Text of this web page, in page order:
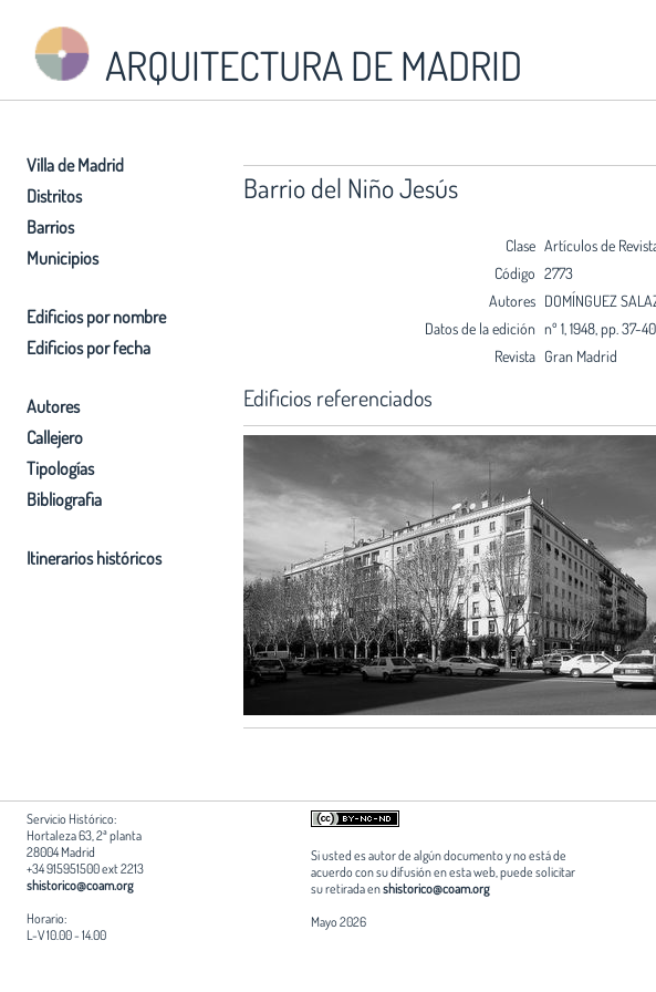
ARQUITECTURA DE MADRID
Villa de Madrid
Distritos
Barrios
Municipios
Edificios por nombre
Edificios por fecha
Autores
Callejero
Tipologías
Bibliografia
Itinerarios históricos
Barrio del Niño Jesús
Clase Artículos de
Código 2773
Autores DOMÍNGUEZ
Datos de la edición nº 1, 1948, pp. 37-40
Revista Gran Madrid
Edificios referenciados
Servicio Histórico:
Hortaleza 63, 2ª planta
28004 Madrid
+34 915951500 ext 2213
shistorico@coam.org
Horario:
L-V 10.00 - 14.00
Si usted es autor de algún documento y no está de
acuerdo con su difusión en esta web, puede solicitar
su retirada enshistorico@coam.org
Mayo 2026